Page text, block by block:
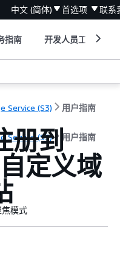
中文 (简体) 首选项 联系
指南 开发人员工具
Service (S3) 用户指南
Service (S3) 用户指南
册到
定义域
焦模式